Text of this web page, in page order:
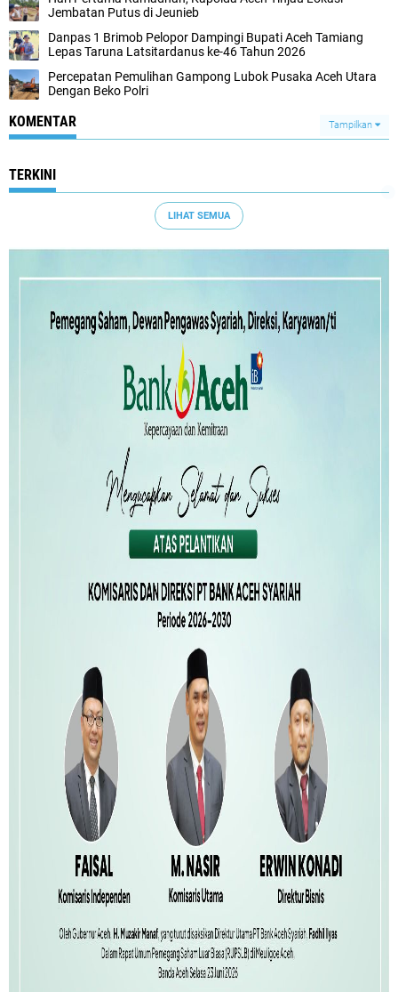
Jembatan Putus di Jeunieb
Danpas 1 Brimob Pelopor Dampingi Bupati Aceh Tamiang
Lepas Taruna Latsitardanus ke-46 Tahun 2026
Percepatan Pemulihan Gampong Lubok Pusaka Aceh Utara
Dengan Beko Polri
KOMENTAR Tampilkan
TERKINI
LIHAT SEMUA